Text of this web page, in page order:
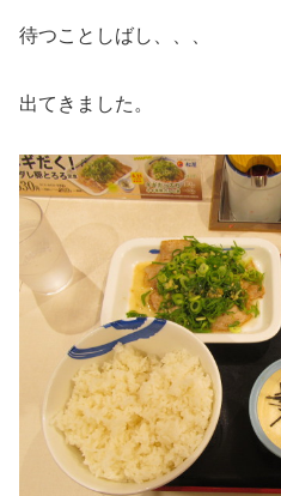
待つことしばし、、、
出てきました。